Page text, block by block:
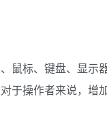
鼠标、键盘、显
于操作者来说，增